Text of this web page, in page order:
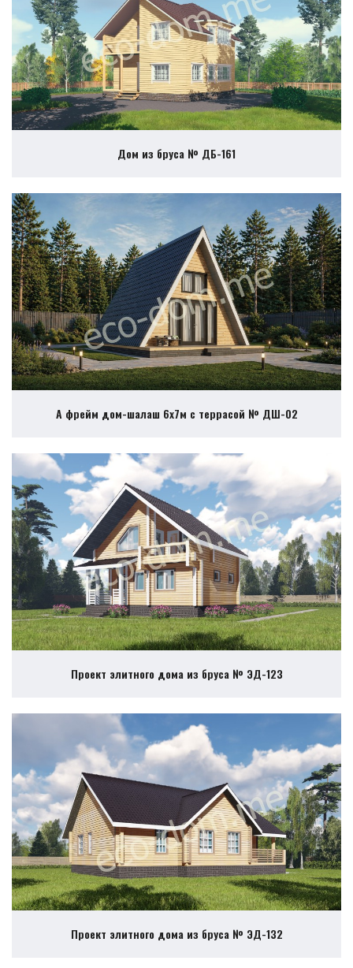
Дом из бруса № ДБ-161
А фрейм дом-шалаш 6х7м с террасой № ДШ-02
Проект элитного дома из бруса № ЭД-123
Проект элитного дома из бруса № ЭД-132